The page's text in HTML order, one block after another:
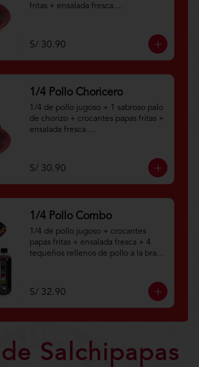
fritas + ensalada fresca.
condiciones.https://www.lenaycarbo
n.com/TYCGenerales
S/ 30.90
1/4 Pollo Choricero
1/4 de pollo jugoso + 1 sabroso palo
de chorizo + crocantes papas fritas +
ensalada fresca.
condiciones.https://www.lenaycarbo
n.com/TYCGenerales
S/ 30.90
1/4 Pollo Combo
1/4 de pollo jugoso + crocantes
papas fritas + ensalada fresca + 4
tequeños rellenos de pollo a la brasa
Aplica terminos y
condiciones.https://www.lenaycarbo
S/ 32.90
Salchipapas